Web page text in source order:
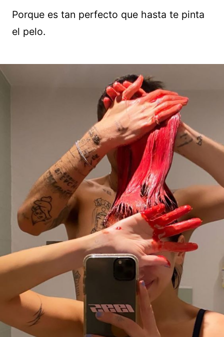
Porque es tan perfecto que hasta te pinta
el pelo.